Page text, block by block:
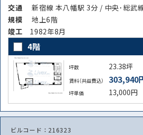
交通
新宿線 本八幡駅 3分 / 中央･総武
規模
地上6階
竣⼯ 1982年8月
4階
坪数 23.38坪
賃料（共益費込） 303,940
坪単価 13,000円
ビルコード：216323